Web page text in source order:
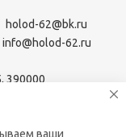
holod-62@bk.ru
info@holod-62.ru
390000
ваши